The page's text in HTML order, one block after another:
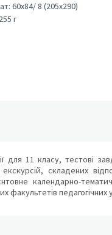
60х84/ 8 (205х290)
255 г
для 11 класу, тестові
складених
календарно-
факультетів педагогічних